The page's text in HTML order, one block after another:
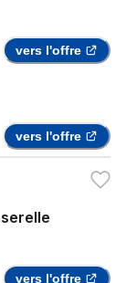
vers l'offre
vers l'offre
vers l'offre